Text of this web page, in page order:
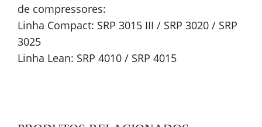
de compressores:
Linha Compact: SRP 3015 III / SRP 3020 / SRP
3025
Linha Lean: SRP 4010 / SRP 4015